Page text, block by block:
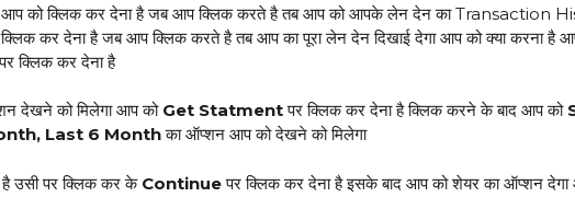
को क्लिक कर देना है जब आप क्लिक करते है तब आप को आपके लेन देन का Transaction
कर देना है जब आप क्लिक करते है तब आप का पूरा लेन देन दिखाई देगा आप को क्या करना है आप
क्लिक कर देना है
देखने को मिलेगा आप कोGet Statmentपर क्लिक कर देना है क्लिक करने के बाद आप को
Last 6 Monthका ऑप्शन आप को देखने को मिलेगा
उसी पर क्लिक कर के Continueपर क्लिक कर देना है इसके बाद आप को शेयर का ऑप्शन